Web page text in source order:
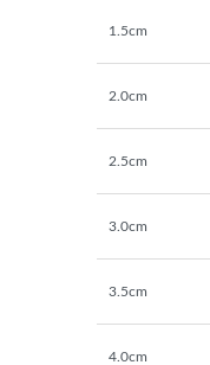
1.5cm
2.0cm
2.5cm
3.0cm
3.5cm
4.0cm